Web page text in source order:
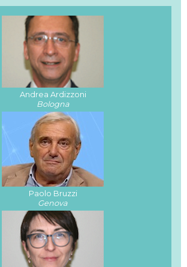
Andrea Ardizzoni
Bologna
Paolo Bruzzi
Genova